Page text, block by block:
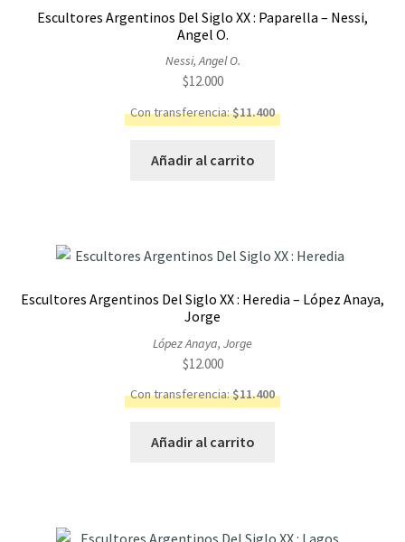
Escultores Argentinos Del Siglo XX : Paparella – Nessi,
Angel O.
Nessi, Angel O.
$12.000
Con transferencia:$11.400
Añadir al carrito
Escultores Argentinos Del Siglo XX : Heredia – López Anaya,
Jorge
López Anaya, Jorge
$12.000
Con transferencia:$11.400
Añadir al carrito